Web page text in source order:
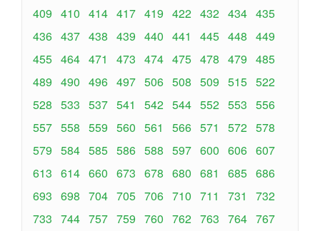
409 410 414 417 419 422 432 434 435
436 437 438 439 440 441 445 448 449
455 464 471 473 474 475 478 479 485
489 490 496 497 506 508 509 515 522
528 533 537 541 542 544 552 553 556
557 558 559 560 561 566 571 572 578
579 584 585 586 588 597 600 606 607
613 614 660 673 678 680 681 685 686
693 698 704 705 706 710 711 731
732
733 744 757 759 760 762 763 764 767